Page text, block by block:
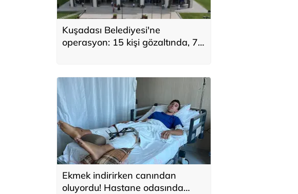
Kuşadası Belediyesi'ne
operasyon: 15 kişi gözaltında, 7
Ekmek indirirken canından
oluyordu! Hastane odasında